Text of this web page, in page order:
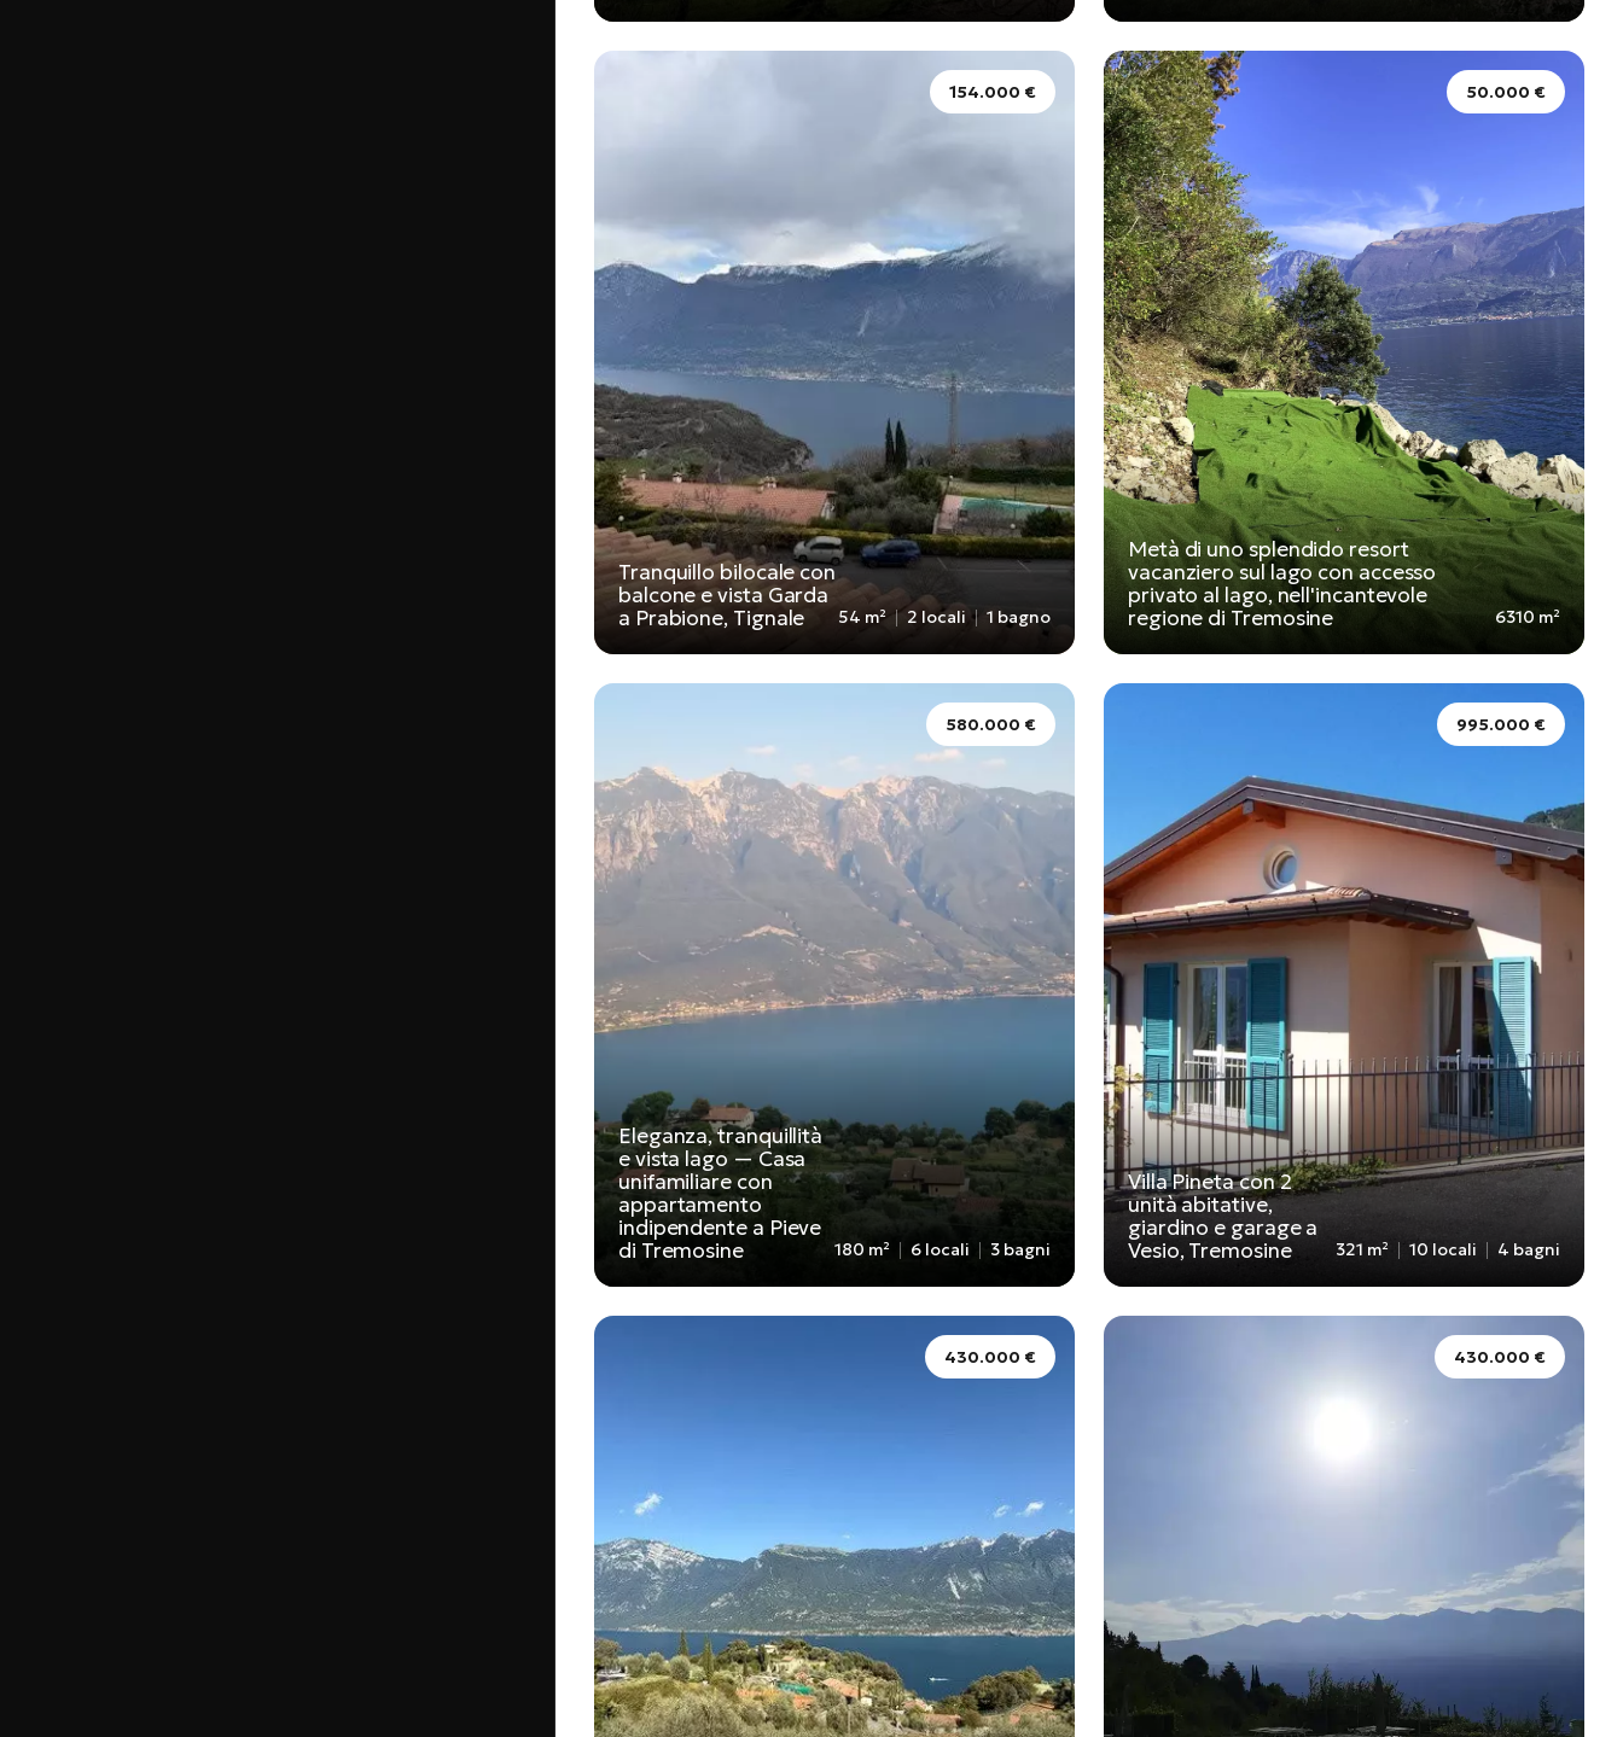
154.000 €
Tranquillo bilocale con
balcone e vista Garda
a Prabione, Tignale
54 m² 2 locali 1 bagno
50.000 €
Metà di uno splendido resort
vacanziero sul lago con accesso
privato al lago, nell'incantevole
regione di Tremosine
6310 m²
580.000 €
Eleganza, tranquillità
e vista lago — Casa
unifamiliare con
appartamento
indipendente a Pieve
di Tremosine
180 m² 6 locali 3 bagni
995.000 €
Villa Pineta con 2
unità abitative,
giardino e garage a
Vesio, Tremosine
321 m² 10 locali 4 bagni
430.000 € 430.000 €